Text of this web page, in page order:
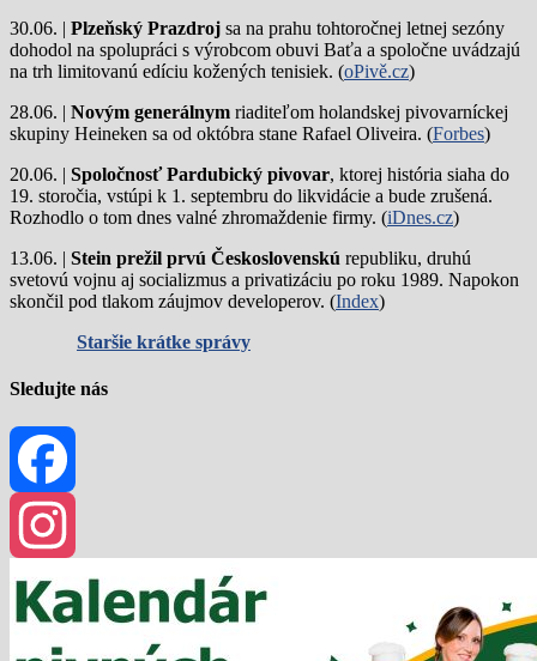
30.06. | Plzeňský Prazdroj sa na prahu tohtoročnej letnej sezóny
dohodol na spolupráci s výrobcom obuvi Baťa a spoločne uvádzajú
na trh limitovanú edíciu kožených tenisiek. (oPivě.cz)
28.06. | Novým generálnym riaditeľom holandskej pivovarníckej
skupiny Heineken sa od októbra stane Rafael Oliveira. (Forbes)
20.06. | Spoločnosť Pardubický pivovar, ktorej história siaha do
19. storočia, vstúpi k 1. septembru do likvidácie a bude zrušená.
Rozhodlo o tom dnes valné zhromaždenie firmy. (iDnes.cz)
13.06. | Stein prežil prvú Československú republiku, druhú
svetovú vojnu aj socializmus a privatizáciu po roku 1989. Napokon
skončil pod tlakom záujmov developerov. (Index)
Staršie krátke správy
Sledujte nás
Facebook
Instagram